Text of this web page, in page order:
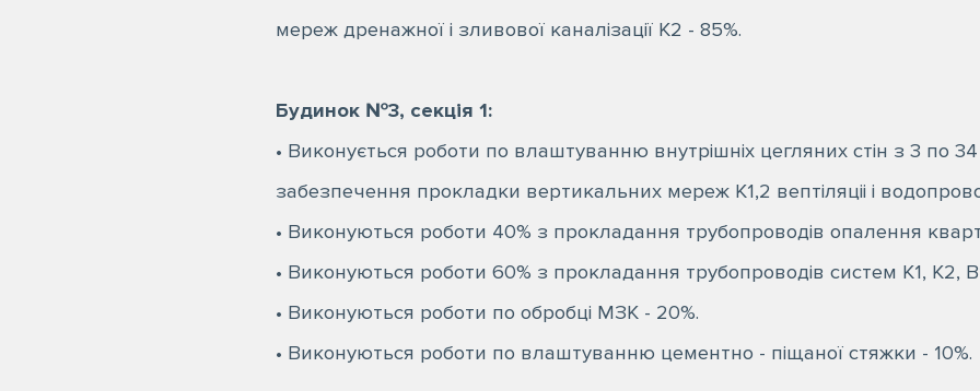
мереж дренажної і зливової каналізації К2 - 85%.
Будинок №3, секція 1:
• Виконується роботи по влаштуванню внутрішніх цегляних стін з 3 по
забезпечення прокладки вертикальних мереж К1,2 вептіляціі і
• Виконуються роботи 40% з прокладання трубопроводів опалення
• Виконуються роботи 60% з прокладання трубопроводів систем К1, К2,
• Виконуються роботи по обробці МЗК - 20%.
• Виконуються роботи по влаштуванню цементно - піщаної стяжки - 10%.